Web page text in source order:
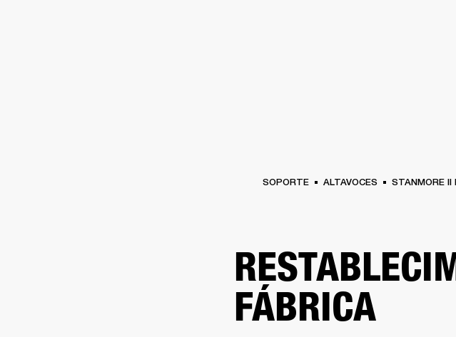
SOPORTE ALTAVOCES STANMORE II
FÁBRICA